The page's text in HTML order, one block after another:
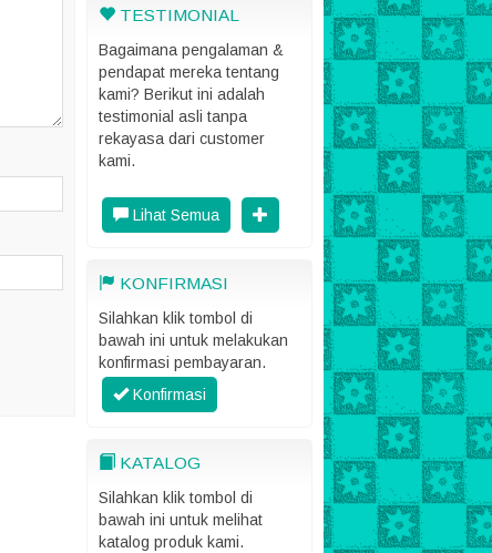
TESTIMONIAL
Bagaimana pengalaman &
pendapat mereka tentang
kami? Berikut ini adalah
testimonial asli tanpa
rekayasa dari customer
kami.
Lihat Semua
KONFIRMASI
Silahkan klik tombol di
bawah ini untuk melakukan
konfirmasi pembayaran.
Konfirmasi
KATALOG
Silahkan klik tombol di
bawah ini untuk melihat
katalog produk kami.